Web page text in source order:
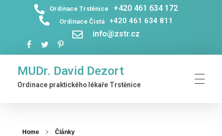
Ordinace Trstěnice +420 461 634 172
Ordinace Čistá +420 461 634 811
info@zstr.cz
MUDr. David Dezort
Ordinace praktického lékaře Trstěnice
Home Články